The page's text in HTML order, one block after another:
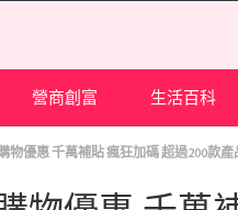
營商創富 生活百科
物優惠 千萬補貼 瘋狂加碼 超過200款